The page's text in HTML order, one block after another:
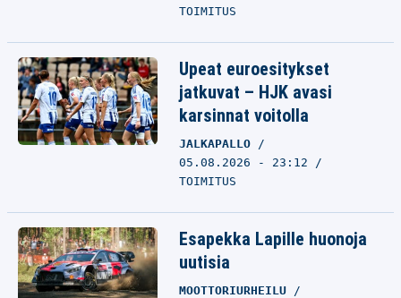
TOIMITUS
Upeat euroesitykset
jatkuvat – HJK avasi
karsinnat voitolla
JALKAPALLO
05.08.2026 - 23:12
TOIMITUS
Esapekka Lapille huonoja
uutisia
MOOTTORIURHEILU